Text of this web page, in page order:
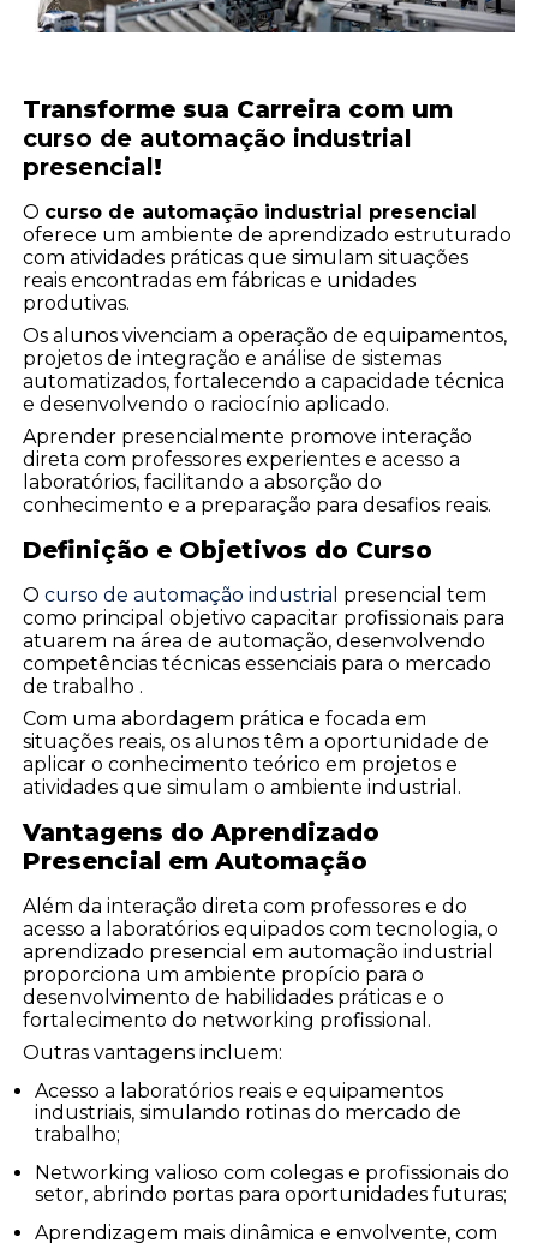
Transforme sua Carreira com um
curso de automação industrial
presencial!
O curso de automação industrial presencial
oferece um ambiente de aprendizado estruturado
com atividades práticas que simulam situações
reais encontradas em fábricas e unidades
produtivas.
Os alunos vivenciam a operação de equipamentos,
projetos de integração e análise de sistemas
automatizados, fortalecendo a capacidade técnica
e desenvolvendo o raciocínio aplicado.
Aprender presencialmente promove interação
direta com professores experientes e acesso a
laboratórios, facilitando a absorção do
conhecimento e a preparação para desafios reais.
Definição e Objetivos do Curso
Ocurso de automação industrial presencial tem
como principal objetivo capacitar profissionais para
atuarem na área de automação, desenvolvendo
competências técnicas essenciais para o mercado
de trabalho .
Com uma abordagem prática e focada em
situações reais, os alunos têm a oportunidade de
aplicar o conhecimento teórico em projetos e
atividades que simulam o ambiente industrial.
Vantagens do Aprendizado
Presencial em Automação
Além da interação direta com professores e do
acesso a laboratórios equipados com tecnologia, o
aprendizado presencial em automação industrial
proporciona um ambiente propício para o
desenvolvimento de habilidades práticas e o
fortalecimento do networking profissional.
Outras vantagens incluem:
Acesso a laboratórios reais e equipamentos
industriais, simulando rotinas do mercado de
trabalho;
Networking valioso com colegas e profissionais do
setor, abrindo portas para oportunidades futuras;
Aprendizagem mais dinâmica e envolvente, com